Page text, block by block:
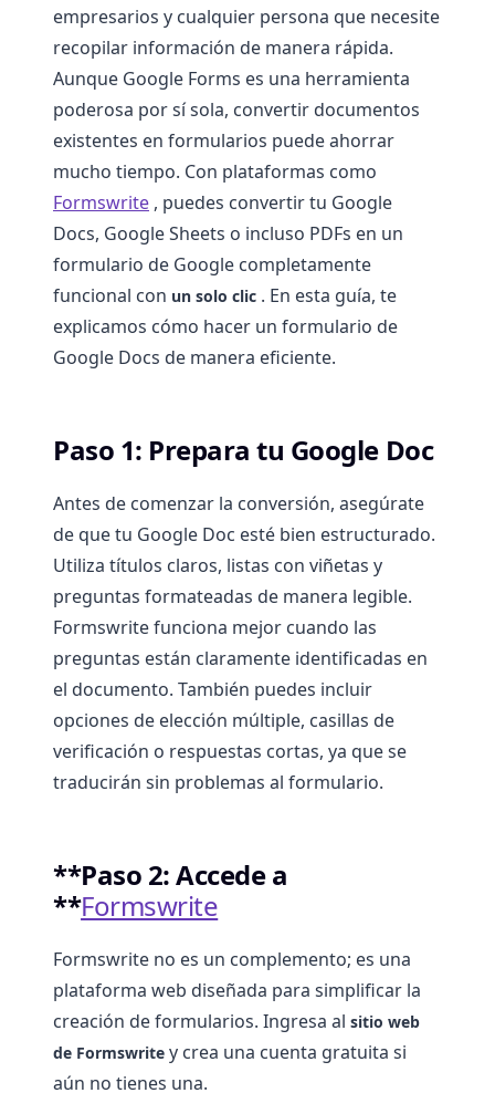
empresarios y cualquier persona que necesite
recopilar información de manera rápida.
Aunque Google Forms es una herramienta
poderosa por sí sola, convertir documentos
existentes en formularios puede ahorrar
mucho tiempo. Con plataformas como
Formswrite , puedes convertir tu Google
Docs, Google Sheets o incluso PDFs en un
formulario de Google completamente
funcional con un solo clic . En esta guía, te
explicamos cómo hacer un formulario de
Google Docs de manera eficiente.
Paso 1: Prepara tu Google Doc
Antes de comenzar la conversión, asegúrate
de que tu Google Doc esté bien estructurado.
Utiliza títulos claros, listas con viñetas y
preguntas formateadas de manera legible.
Formswrite funciona mejor cuando las
preguntas están claramente identificadas en
el documento. También puedes incluir
opciones de elección múltiple, casillas de
verificación o respuestas cortas, ya que se
traducirán sin problemas al formulario.
**Paso 2: Accede a
**Formswrite
Formswrite no es un complemento; es una
plataforma web diseñada para simplificar la
creación de formularios. Ingresa al sitio web
de Formswrite y crea una cuenta gratuita si
aún no tienes una.